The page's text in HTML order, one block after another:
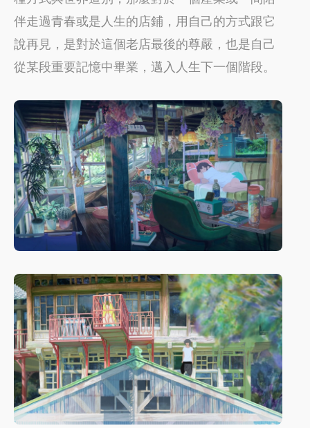
伴走過青春或是人生的店鋪，用自己的方式跟它
說再見，是對於這個老店最後的尊嚴，也是自己
從某段重要記憶中畢業，邁入人生下一個階段。